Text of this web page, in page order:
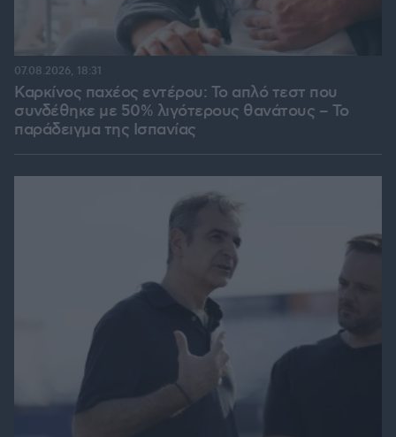
Καρκίνος παχέος εντέρου: Το απλό τεστ που
συνδέθηκε με 50% λιγότερους θανάτους – Το
παράδειγμα της Ισπανίας
07.08.2026, 18:31